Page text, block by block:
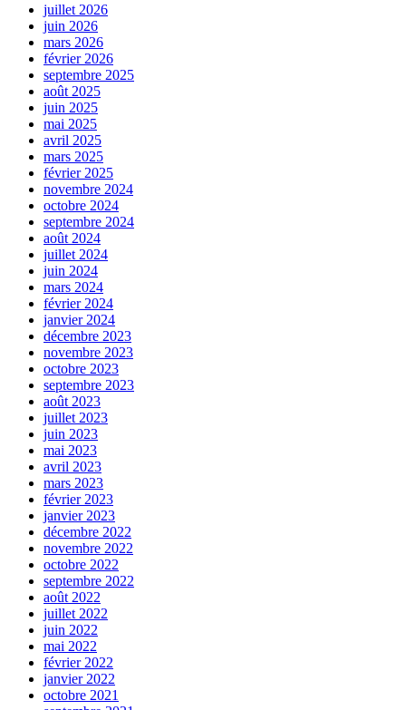
juillet 2026
juin 2026
mars 2026
février 2026
septembre 2025
août 2025
juin 2025
mai 2025
avril 2025
mars 2025
février 2025
novembre 2024
octobre 2024
septembre 2024
août 2024
juillet 2024
juin 2024
mars 2024
février 2024
janvier 2024
décembre 2023
novembre 2023
octobre 2023
septembre 2023
août 2023
juillet 2023
juin 2023
mai 2023
avril 2023
mars 2023
février 2023
janvier 2023
décembre 2022
novembre 2022
octobre 2022
septembre 2022
août 2022
juillet 2022
juin 2022
mai 2022
février 2022
janvier 2022
octobre 2021